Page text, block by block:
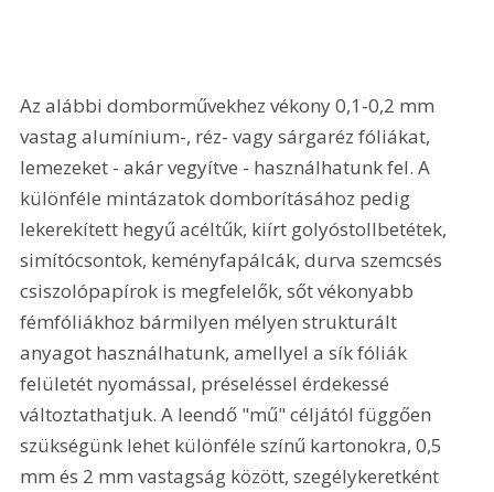
Az alábbi domborművekhez vékony 0,1-0,2 mm
vastag alumínium-, réz- vagy sárgaréz fóliákat,
lemezeket - akár vegyítve - használhatunk fel. A
különféle mintázatok domborításához pedig
lekerekített hegyű acéltűk, kiírt golyóstollbetétek,
simítócsontok, keményfapálcák, durva szemcsés
csiszolópapírok is megfelelők, sőt vékonyabb
fémfóliákhoz bármilyen mélyen strukturált
anyagot használhatunk, amellyel a sík fóliák
felületét nyomással, préseléssel érdekessé
változtathatjuk. A leendő "mű" céljától függően
szükségünk lehet különféle színű kartonokra, 0,5
mm és 2 mm vastagság között, szegélykeretként